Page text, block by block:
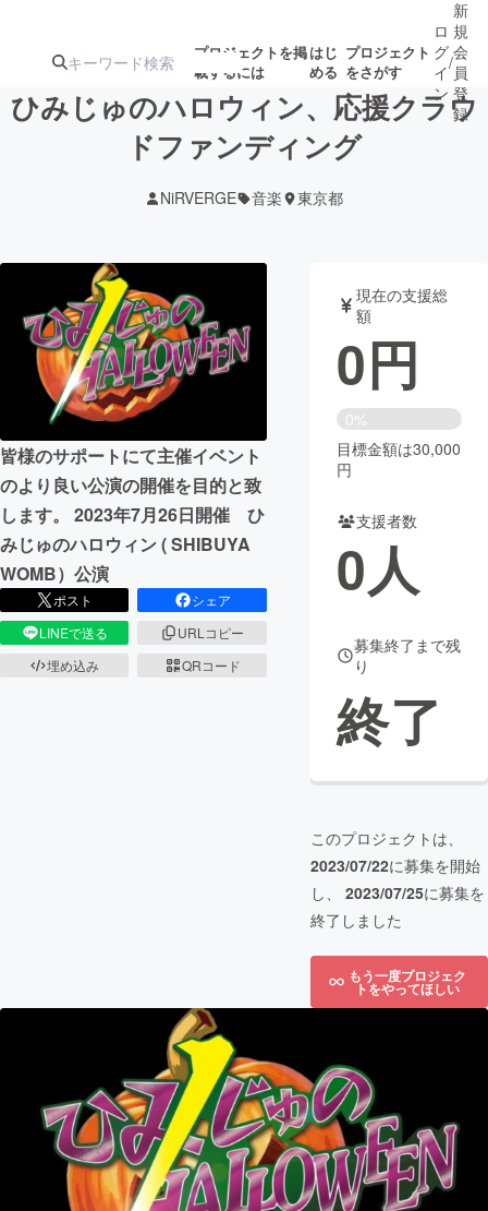
プロジェクトを掲
載するには
はじ
める
プロジェクト
をさがす
注目の新着プロ
ジェクト
募集終了が近いプ
ロジェクト
アート・写真 音楽
テクノロジー・ガジェット ゲーム・サ
映像・映画 書籍・雑誌
ビジネス・起業
まちづくり・地域活性化
CAMPFIRE for Social Good CAMPFIRE Creation
CAMPFIREふるさと納税
ロ
グ
イ
ン
/
新
規
会
員
登
録
ひみじゅのハロウィン、応援クラウ
ドファンディング
NiRVERGE 音楽 東京都
皆様のサポートにて主催イベント
のより良い公演の開催を目的と致
します。 2023年7月26日開催 ひ
みじゅのハロウィン ( SHIBUYA
WOMB）公演
ポスト
シェア
LINEで送る
URLコピー
埋め込み
QRコード
現在の支援総
額
0円
0%
目標金額は30,000
円
支援者数
0人
募集終了まで残
り
終了
このプロジェクトは、
2023/07/22に募集を開始
し、 2023/07/25に募集を
終了しました
もう一度プロジェク
トをやってほしい